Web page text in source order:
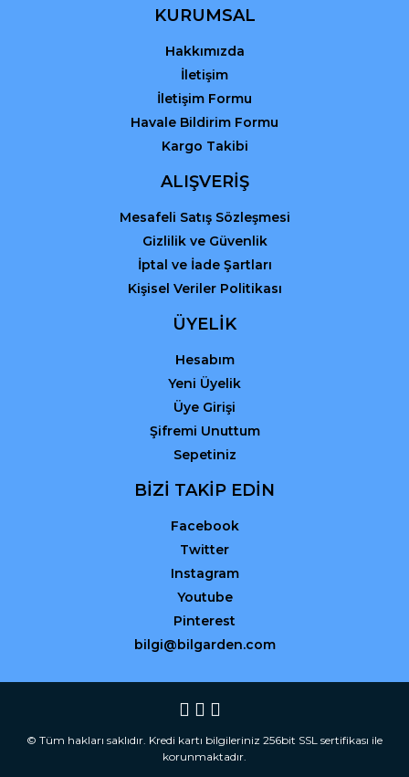
Ürün fiyatı diğer sitelerden daha pahalı.
Gönder
KURUMSAL
Hakkımızda
İletişim
İletişim Formu
Havale Bildirim Formu
Kargo Takibi
ALIŞVERİŞ
Mesafeli Satış Sözleşmesi
Gizlilik ve Güvenlik
İptal ve İade Şartları
Kişisel Veriler Politikası
ÜYELİK
Hesabım
Yeni Üyelik
Üye Girişi
Şifremi Unuttum
Sepetiniz
BİZİ TAKİP EDİN
Facebook
Twitter
Instagram
Youtube
Pinterest
bilgi@bilgarden.com
© Tüm hakları saklıdır. Kredi kartı bilgileriniz 256bit SSL sertifikası ile
korunmaktadır.